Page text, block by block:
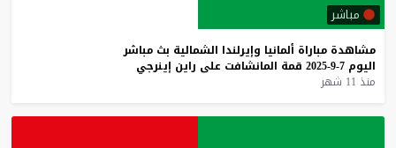
مباشر
مشاهدة مباراة ألمانيا وإيرلندا الشمالية بث مباشر
اليوم 7-9-2025 قمة المانشافت على راين إينرجي
منذ 11 شهر